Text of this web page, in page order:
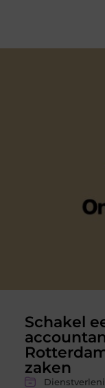
Schakel
zaken